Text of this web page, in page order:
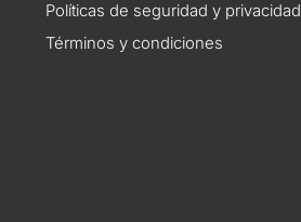
Políticas de seguridad y privacidad
Términos y condiciones